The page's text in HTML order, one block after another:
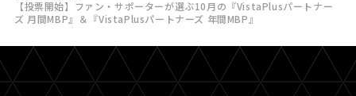
【投票開始】ファン・サポーターが選ぶ10月の『VistaPlusパートナー
ズ 月間MBP』＆『VistaPlusパートナーズ 年間MBP』